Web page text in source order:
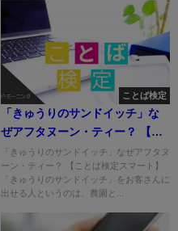
ことば検定
「きゅうりのサンドイッチ」な
ぜアフタヌーン・ティー？ 【こ
とば検定スマート】
「きゅうりのサンドイッチ」なぜアフタヌ
ーン・ティー？ 【ことば検定スマート】
「きゅうりのサンドイッチ」をお客さんに
出せる人というのは、農園と...